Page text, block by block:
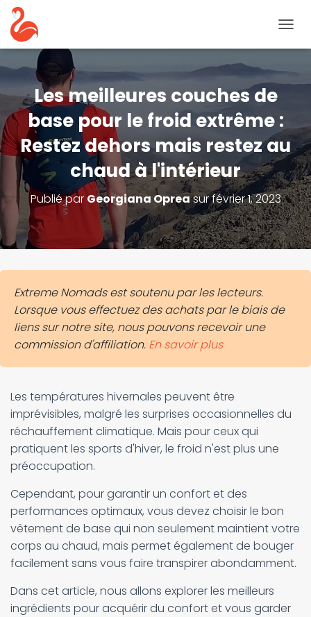
A
C
U
R
L
A
A
V
I
G
A
T
O
Les meilleures couches de
base pour le froid extrême :
Restez dehors mais restez au
chaud à l'intérieur
Publié par Georgiana Opreasurfévrier 1, 2023
Extreme Nomads est soutenu par les lecteurs.
Lorsque vous effectuez des achats par le biais de
liens sur notre site, nous pouvons recevoir une
commission d'affiliation. En savoir plus
Les températures hivernales peuvent être
imprévisibles, malgré les surprises occasionnelles du
réchauffement climatique. Mais pour ceux qui
pratiquent les sports d'hiver, le froid n'est plus une
préoccupation.
Cependant, pour garantir un confort et des
performances optimaux, vous devez choisir le bon
vêtement de base qui non seulement maintient votre
corps au chaud, mais permet également de bouger
facilement sans vous faire transpirer abondamment.
Dans cet article, nous allons explorer les meilleurs
ingrédients pour acquérir du confort et vous garder